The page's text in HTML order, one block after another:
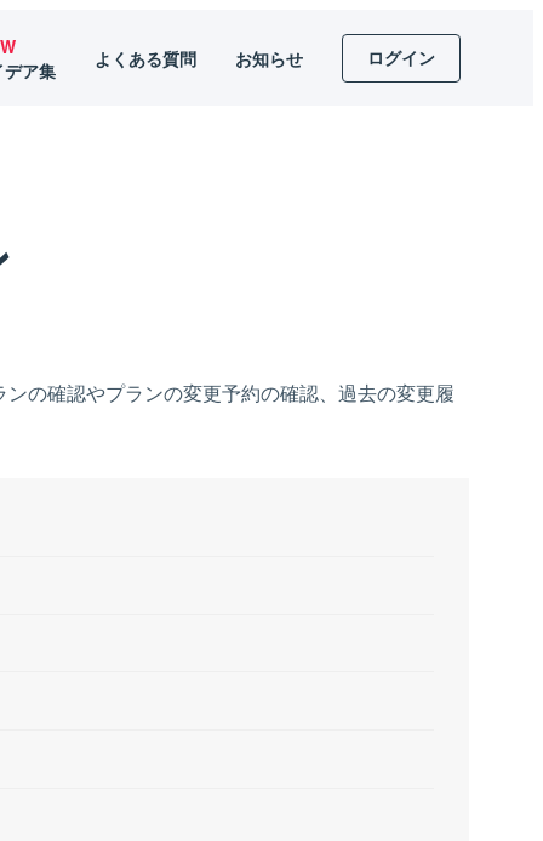
ア集
よくある質問 お知らせ ログイン
の確認やプランの変更予約の確認、過去の変更履